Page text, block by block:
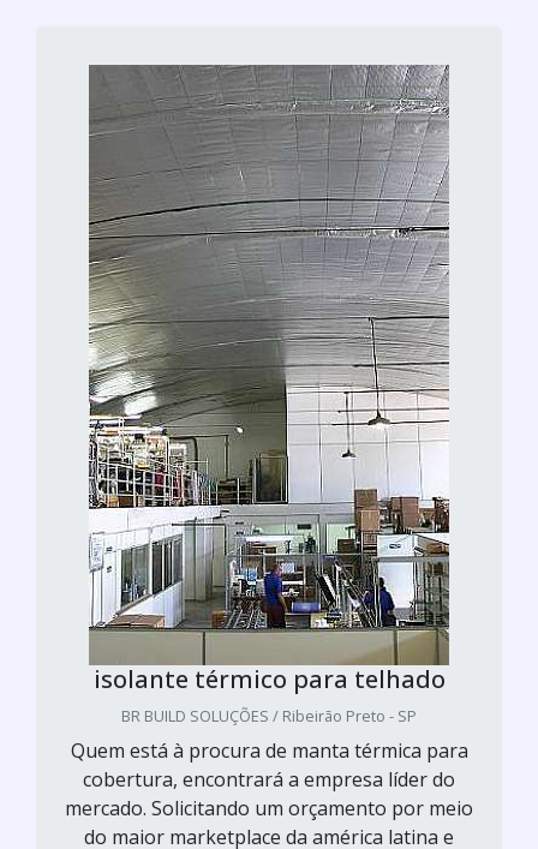
isolante térmico para telhado
BR BUILD SOLUÇÕES / Ribeirão Preto - SP
Quem está à procura de manta térmica para
cobertura, encontrará a empresa líder do
mercado. Solicitando um orçamento por meio
do maior marketplace da américa latina e